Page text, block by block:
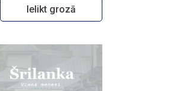
Ielikt grozā